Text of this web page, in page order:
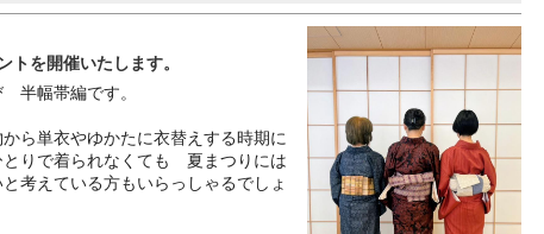
トを開催いたします。
半幅帯編です。
ら単衣やゆかたに衣替えする時期に
とりで着られなくても 夏まつりには
考えている方もいらっしゃるでしょ